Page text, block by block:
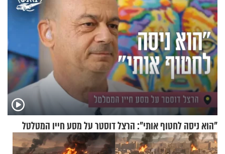
"הוא ניסה לחטוף אותי": הרצל דוסטר על מסע חייו המטלטל